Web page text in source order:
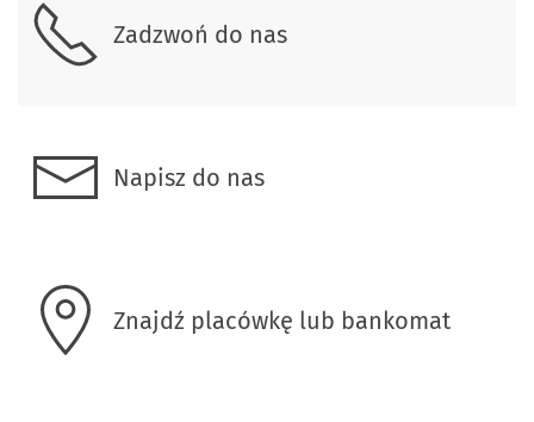
Zadzwoń do nas
Napisz do nas
Znajdź placówkę lub bankomat